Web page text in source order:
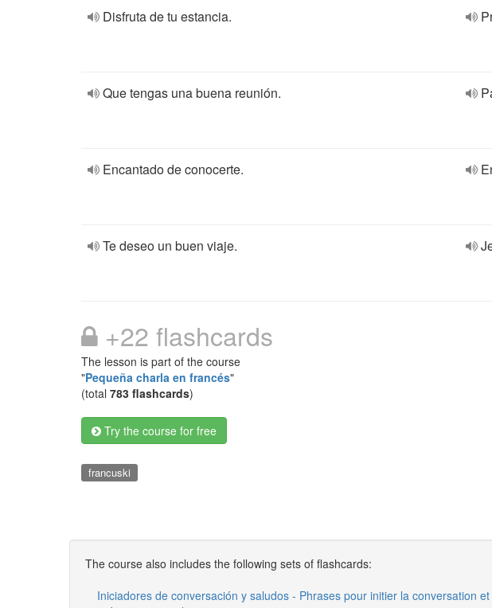
Disfruta de tu estancia.
Que tengas una buena reunión.
Encantado de conocerte.
Te deseo un buen viaje.
+22 flashcards
The lesson is part of the course
"Pequeña charla en francés"
(total 783 flashcards)
Try the course for free
francuski
The course also includes the following sets of flashcards:
Iniciadores de conversación y saludos - Phrases pour initier la conversation et